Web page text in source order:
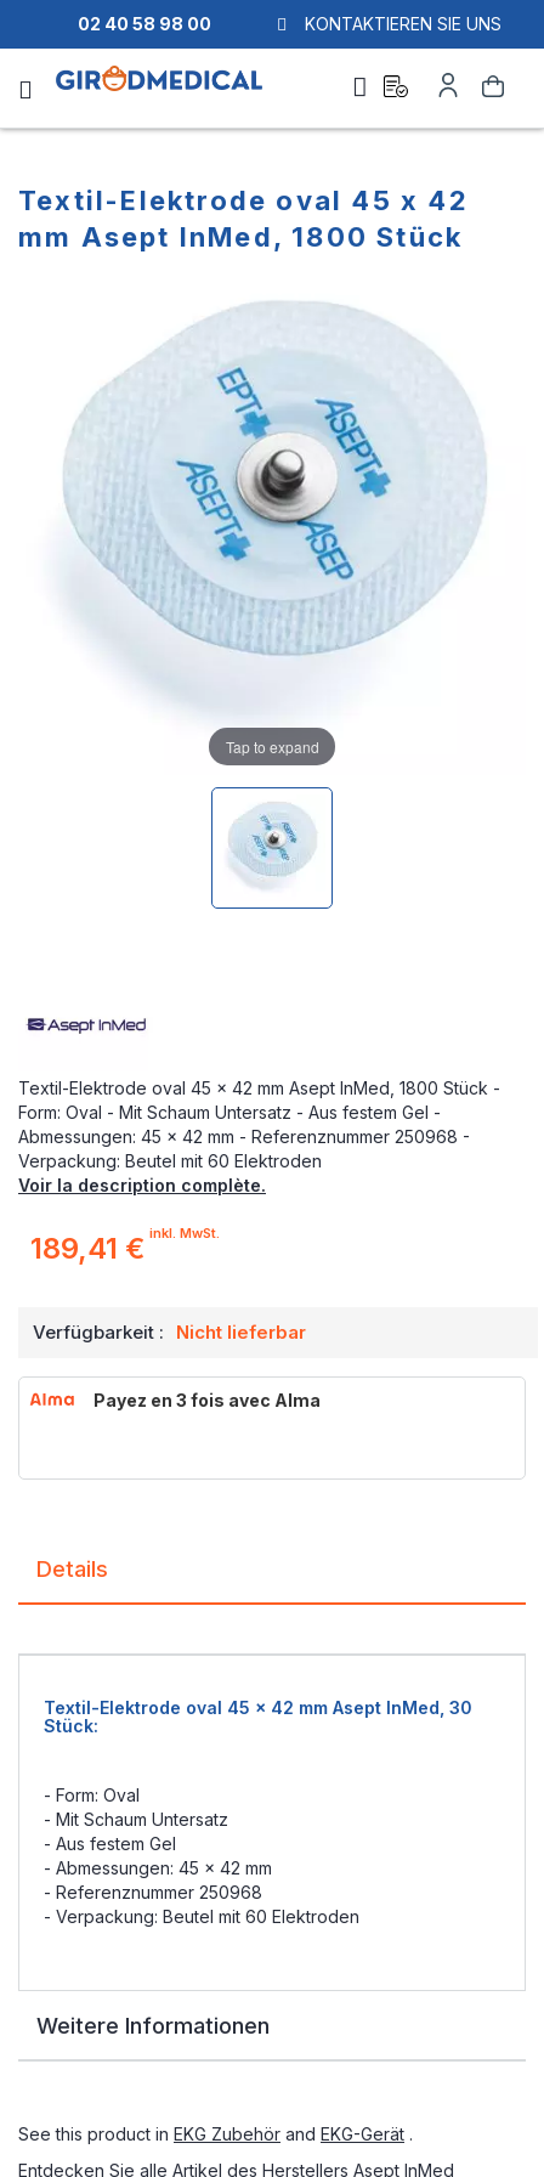
02 40 58 98 00 KONTAKTIEREN SIE UNS
Suche
quote
Konto
Textil-Elektrode oval 45 x 42
mm Asept InMed, 1800 Stück
Textil-Elektrode oval 45 x 42 mm Asept InMed, 1800 Stück -
Form: Oval - Mit Schaum Untersatz - Aus festem Gel -
Abmessungen: 45 x 42 mm - Referenznummer 250968 -
Verpackung: Beutel mit 60 Elektroden
Voir la description complète.
189,41 € inkl. MwSt.
Verfügbarkeit : Nicht lieferbar
Payez en 3 fois avec Alma
Tap to expand
Details
Textil-Elektrode oval 45 x 42 mm Asept InMed, 30
Stück:
- Form: Oval
- Mit Schaum Untersatz
- Aus festem Gel
- Abmessungen: 45 x 42 mm
- Referenznummer 250968
- Verpackung: Beutel mit 60 Elektroden
Weitere Informationen
See this product in EKG Zubehör and EKG-Gerät .
Entdecken Sie alle Artikel des Herstellers Asept InMed